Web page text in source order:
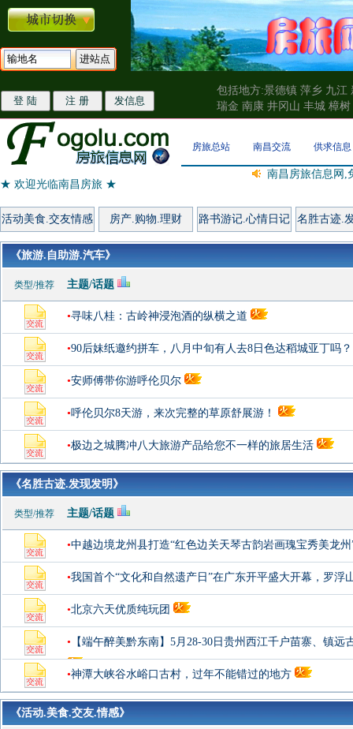
包括地方:景德镇 萍乡 九江
瑞金 南康 井冈山 丰城 樟
房旅总站 南昌交流 供求信息
★ 欢迎光临南昌房旅 ★
南昌房旅信息网,
活动美食.交友情感 房产.购物.理财 路书游记.心情日记 名胜古迹.
《旅游.自助游.汽车》
类型/推荐 主题/话题
•寻味八桂：古岭神浸泡酒的纵横之道
•90后妹纸邀约拼车，八月中旬有人去8日色达稻城亚丁吗？
•安师傅带你游呼伦贝尔
•呼伦贝尔8天游，来次完整的草原舒展游！
•极边之城腾冲八大旅游产品给您不一样的旅居生活
《名胜古迹.发现发明》
类型/推荐 主题/话题
•中越边境龙州县打造“红色边关天琴古韵岩画瑰宝秀美龙
•我国首个“文化和自然遗产日”在广东开平盛大开幕，罗浮
•北京六天优质纯玩团
• 【端午醉美黔东南】5月28-30日贵州西江千户苗寨、镇
•神潭大峡谷水峪口古村，过年不能错过的地方
《活动.美食.交友.情感》